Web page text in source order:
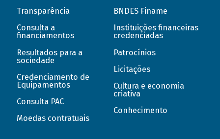
Transparência
Consulta a
financiamentos
Resultados para a
sociedade
Credenciamento de
Equipamentos
Consulta PAC
Moedas contratuais
BNDES Finame
Instituições financeiras
credenciadas
Patrocínios
Licitações
Cultura e economia
criativa
Conhecimento